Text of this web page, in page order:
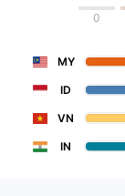
0
MY
ID
VN
IN